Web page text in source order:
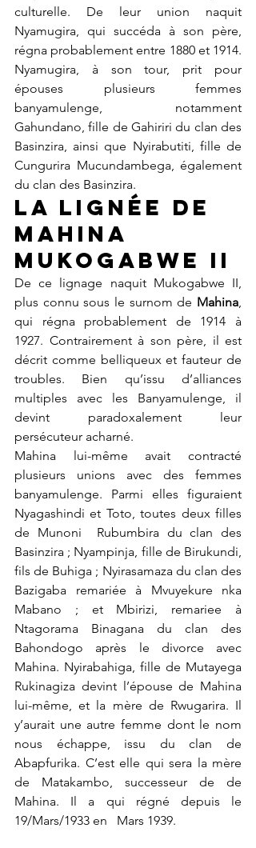
culturelle. De leur union naquit
Nyamugira, qui succéda à son père,
régna probablement entre 1880 et 1914.
Nyamugira, à son tour, prit pour
épouses plusieurs femmes
banyamulenge, notamment
Gahundano, fille de Gahiriri du clan des
Basinzira, ainsi que Nyirabutiti, fille de
Cungurira Mucundambega, également
du clan des Basinzira.
La lignée de
Mahina
Mukogabwe II
De ce lignage naquit Mukogabwe II,
plus connu sous le surnom de Mahina,
qui régna probablement de 1914 à
1927. Contrairement à son père, il est
décrit comme belliqueux et fauteur de
troubles. Bien qu’issu d’alliances
multiples avec les Banyamulenge, il
devint paradoxalement leur
persécuteur acharné.
Mahina lui-même avait contracté
plusieurs unions avec des femmes
banyamulenge. Parmi elles figuraient
Nyagashindi et Toto, toutes deux filles
de Munoni  Rubumbira du clan des
Basinzira ; Nyampinja, fille de Birukundi,
fils de Buhiga ; Nyirasamaza du clan des
Bazigaba remariée à Mvuyekure nka
Mabano ; et Mbirizi, remariee à
Ntagorama Binagana du clan des
Bahondogo après le divorce avec
Mahina. Nyirabahiga, fille de Mutayega
Rukinagiza devint l’épouse de Mahina
lui-même, et la mère de Rwugarira. Il
y’aurait une autre femme dont le nom
nous échappe, issu du clan de
Abapfurika. C’est elle qui sera la mère
de Matakambo, successeur de de
Mahina. Il a qui régné depuis le
19/Mars/1933 en   Mars 1939.